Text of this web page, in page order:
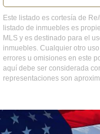
Este listado es cortesía de
listado de inmuebles es
MLS y es destinado para el
inmuebles. Cualquier otro
errores u omisiones en este
aquí debe ser considerada
representaciones son